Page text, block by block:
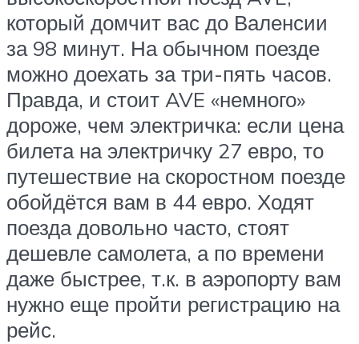
который домчит вас до Валенсии
за 98 минут. На обычном поезде
можно доехать за три-пять часов.
Правда, и стоит AVE «немного»
дороже, чем электричка: если цена
билета на электричку 27 евро, то
путешествие на скоростном поезде
обойдётся вам в 44 евро. Ходят
поезда довольно часто, стоят
дешевле самолета, а по времени
даже быстрее, т.к. в аэропорту вам
нужно еще пройти регистрацию на
рейс.